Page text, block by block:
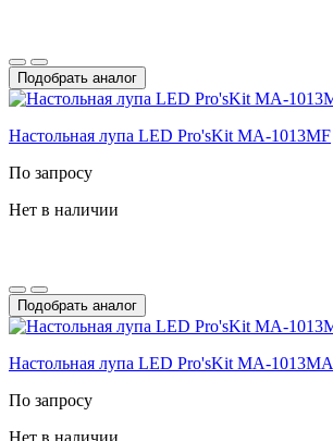
Подобрать аналог
Настольная лупа LED Pro'sKit MA-1013MF
По запросу
Нет в наличии
Подобрать аналог
Настольная лупа LED Pro'sKit MA-1013MA
По запросу
Нет в наличии